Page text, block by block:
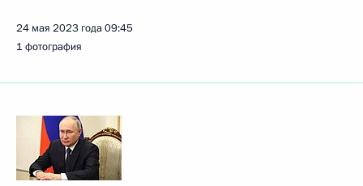
24 мая 2023 года09:45
1 фотография